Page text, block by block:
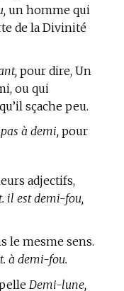
un homme qui
de la Divinité
pour dire, Un
ou qui
sçache peu.
à demi, pour
adjectifs,
il est demi-fou,
le mesme sens.
à demi-fou.
Demi-lune,